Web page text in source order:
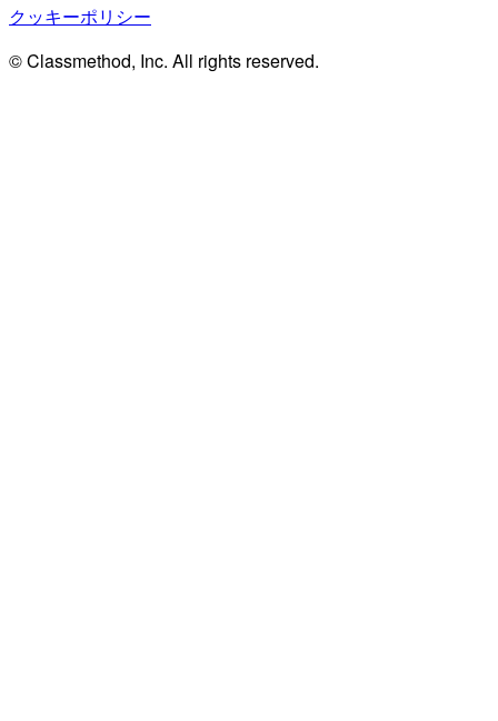
クッキーポリシー
© Classmethod, Inc. All rights reserved.